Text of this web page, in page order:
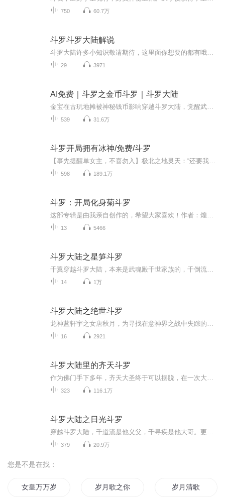
750 60.7万
斗罗斗罗大陆解说
29 3971
AI免费｜斗罗之金币斗罗｜斗罗大陆
539 31.6万
斗罗开局拥有冰神/免费/斗罗
598 189.1万
斗罗：开局化身菊斗罗
13 5466
斗罗大陆之星笋斗罗
14 1万
斗罗大陆之绝世斗罗
16 2921
斗罗大陆里的齐天斗罗
323 116.1万
斗罗大陆之日光斗罗
379 20.9万
您是不是在找：
女皇万万岁 岁月歌之你是我的小情歌岁月清歌